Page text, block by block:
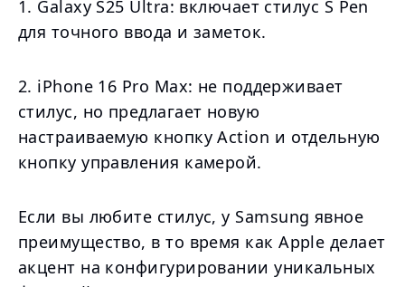
1. Galaxy S25 Ultra: включает стилус S Pen
для точного ввода и заметок.
2. iPhone 16 Pro Max: не поддерживает
стилус, но предлагает новую
настраиваемую кнопку Action и отдельную
кнопку управления камерой.
Если вы любите стилус, у Samsung явное
преимущество, в то время как Apple делает
акцент на конфигурировании уникальных